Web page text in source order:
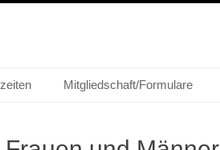
Mitgliedschaft/Formulare